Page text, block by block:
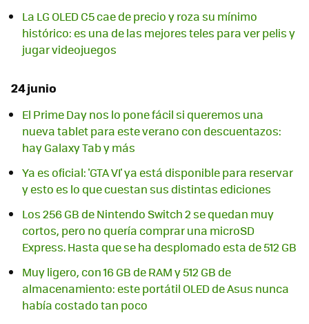
La LG OLED C5 cae de precio y roza su mínimo
histórico: es una de las mejores teles para ver pelis y
jugar videojuegos
24 junio
El Prime Day nos lo pone fácil si queremos una
nueva tablet para este verano con descuentazos:
hay Galaxy Tab y más
Ya es oficial: 'GTA VI' ya está disponible para reservar
y esto es lo que cuestan sus distintas ediciones
Los 256 GB de Nintendo Switch 2 se quedan muy
cortos, pero no quería comprar una microSD
Express. Hasta que se ha desplomado esta de 512 GB
Muy ligero, con 16 GB de RAM y 512 GB de
almacenamiento: este portátil OLED de Asus nunca
había costado tan poco